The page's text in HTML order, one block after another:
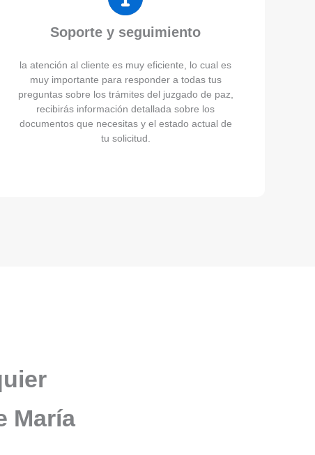
Soporte y seguimiento
la atención al cliente es muy eficiente, lo cual es
muy importante para responder a todas tus
preguntas sobre los trámites del juzgado de paz,
recibirás información detallada sobre los
documentos que necesitas y el estado actual de
tu solicitud.
María